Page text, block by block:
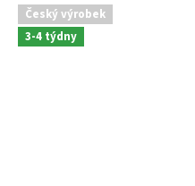
Český výrobek
3-4 týdny